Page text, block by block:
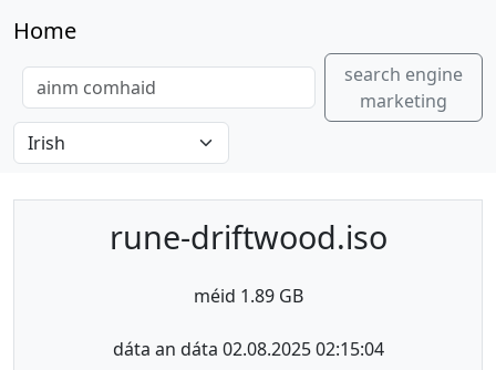
Home
search engine
marketing
rune-driftwood.iso
méid 1.89 GB
dáta an dáta 02.08.2025 02:15:04